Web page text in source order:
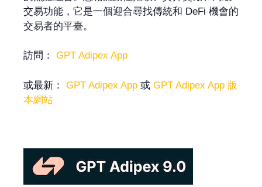
交易功能，它是一個迎合尋找傳統和 DeFi 機會的
交易者的平臺。
訪問： GPT Adipex App
或最新： GPT Adipex App 或 GPT Adipex App 版
本網站